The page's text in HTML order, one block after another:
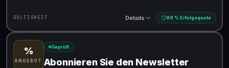
GÜLTIGKEIT Details 99 % Erfolgsquote
Gültig für teilnehmende Produkte
%
ANGEBOT
Geprüft
Abonnieren Sie den Newsletter